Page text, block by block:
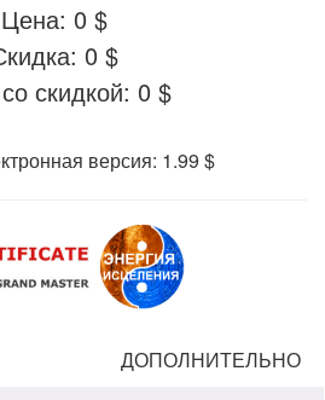
Цена: 0 $
0 $
скидкой: 0 $
версия: 1.99 $
ДОПОЛНИТЕЛЬНО